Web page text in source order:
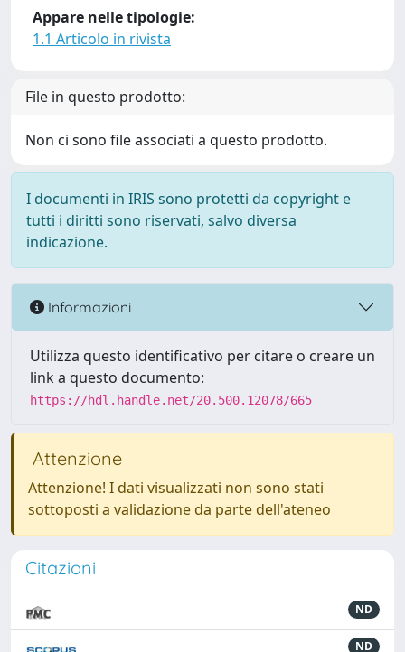
Appare nelle tipologie:
1.1 Articolo in rivista
File in questo prodotto:
Non ci sono file associati a questo prodotto.
I documenti in IRIS sono protetti da copyright e
tutti i diritti sono riservati, salvo diversa
indicazione.
Informazioni
Utilizza questo identificativo per citare o creare un
link a questo documento:
https://hdl.handle.net/20.500.12078/665
Attenzione
Attenzione! I dati visualizzati non sono stati
sottoposti a validazione da parte dell'ateneo
Citazioni
ND
ND